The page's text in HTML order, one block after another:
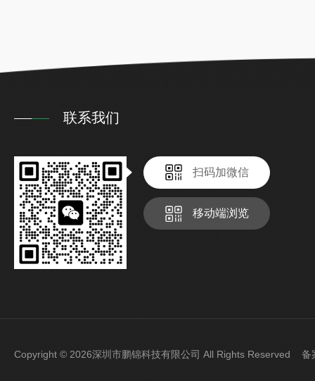
联系我们
扫码加微信
移动端浏览
Copyright © 2026深圳市鹏锦科技有限公司 All Rights Reserved 备